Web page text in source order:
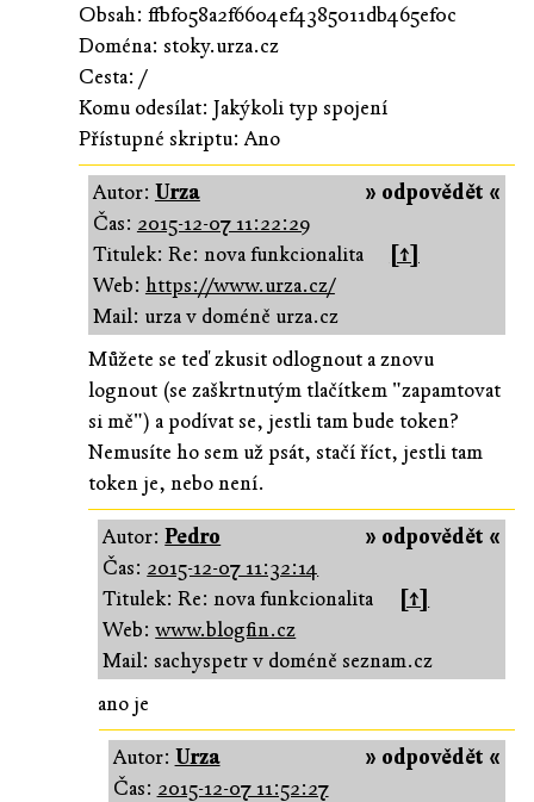
Obsah: ffbf058a2f6604ef4385011db465ef0c
Doména: stoky.urza.cz
Cesta: /
Komu odesílat: Jakýkoli typ spojení
Přístupné skriptu: Ano
» odpovědět «
Autor: Urza
Čas: 2015-12-07 11:22:29
Titulek: Re: nova funkcionalita
[↑]
Web: https://www.urza.cz/
Mail: urza v doméně urza.cz
Můžete se teď zkusit odlognout a znovu
lognout (se zaškrtnutým tlačítkem "zapamtovat
si mě") a podívat se, jestli tam bude token?
Nemusíte ho sem už psát, stačí říct, jestli tam
token je, nebo není.
» odpovědět «
Autor:Pedro
Čas: 2015-12-07 11:32:14
Titulek: Re: nova funkcionalita
[↑]
Web:www.blogfin.cz
Mail: sachyspetr v doméně seznam.cz
ano je
» odpovědět «
Autor: Urza
Čas: 2015-12-07 11:52:27